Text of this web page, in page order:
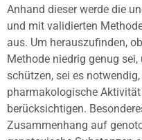
Anhand dieser werde die
und mit validierten
aus. Um herauszufinden,
Methode niedrig genug
schützen, sei es
pharmakologische
berücksichtigen.
Zusammenhang auf